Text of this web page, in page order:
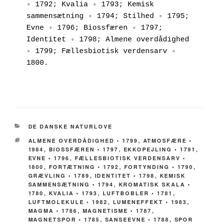
◦ 1792; Kvalia ◦ 1793; Kemisk
sammensætning ◦ 1794; Stilhed ◦ 1795;
Evne ◦ 1796; Biossfæren ◦ 1797;
Identitet ◦ 1798; Almene overdådighed
◦ 1799; Fællesbiotisk verdensarv ◦
1800.
KATEGORIER
DE DANSKE NATURLOVE
TAGS
ALMENE OVERDÅDIGHED ◦ 1799 , ATMOSFÆRE ◦
1984 , BIOSSFÆREN ◦ 1797 , EKKOPEJLING ◦ 1791 ,
EVNE ◦ 1796 , FÆLLESBIOTISK VERDENSARV ◦
1800 , FORTÆTNING ◦ 1792 , FORTYNDING ◦ 1790 ,
GRÆVLING ◦ 1789 , IDENTITET ◦ 1798 , KEMISK
SAMMENSÆTNING ◦ 1794 , KROMATISK SKALA ◦
1780 , KVALIA ◦ 1793 , LUFTBOBLER ◦ 1781 ,
LUFTMOLEKULE ◦ 1982 , LUMENEFFEKT ◦ 1983 ,
MAGMA ◦ 1786 , MAGNETISME ◦ 1787 ,
MAGNETSPOR ◦ 1785 , SANSEEVNE ◦ 1788 , SPOR